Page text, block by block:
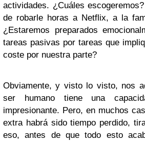
actividades. ¿Cuáles
de robarle horas a Netflix, a la
¿Estaremos preparados
tareas pasivas por tareas que
coste por nuestra parte?
Obviamente, y visto lo visto, nos
ser humano tiene una
impresionante. Pero, en muchos
extra habrá sido tiempo perdido,
eso, antes de que todo esto